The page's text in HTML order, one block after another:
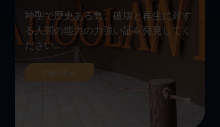
神聖で歴史ある島、破壊と再生に対す
る人間の能力の力強い証を発見してく
ださい...
詳細を見る